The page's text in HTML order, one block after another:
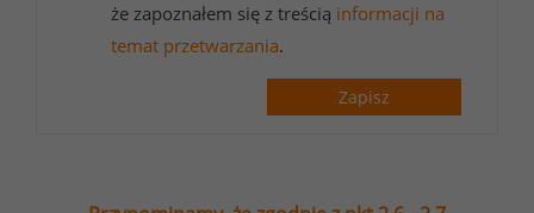
że zapoznałem się z treścią informacji na
temat przetwarzania.
Zapisz